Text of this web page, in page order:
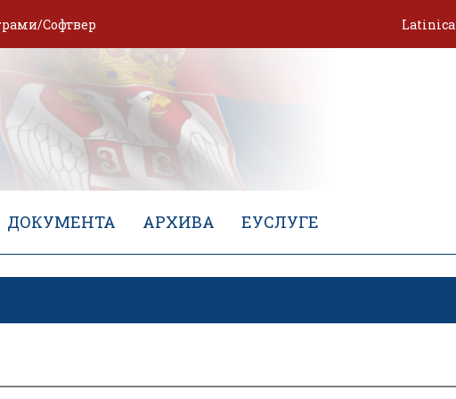
Софтвер Latinica
ДОКУМЕНТА АРХИВА ЕУСЛУГЕ